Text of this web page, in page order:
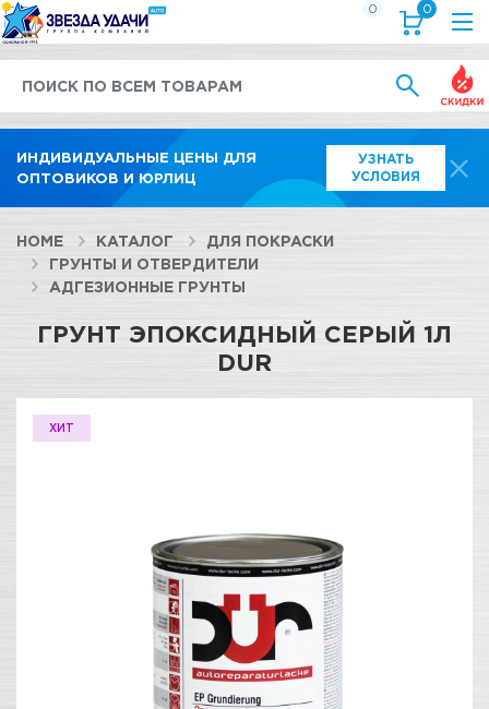
ИНДИВИДУАЛЬНЫЕ ЦЕНЫ ДЛЯ
ОПТОВИКОВ И ЮРЛИЦ
УЗНАТЬ
УСЛОВИЯ
0 0
HOME КАТАЛОГ
ДЛЯ ПОКРАСКИ
ГРУНТЫ И ОТВЕРДИТЕЛИ
АДГЕЗИОННЫЕ ГРУНТЫ
ГРУНТ ЭПОКСИДНЫЙ СЕРЫЙ 1Л
DUR
ХИТ